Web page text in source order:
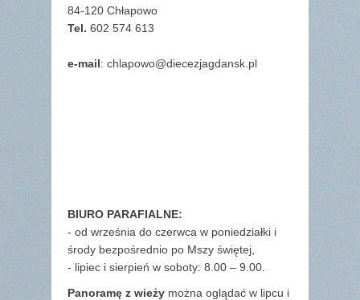
84-120 Chłapowo
Tel. 602 574 613
e-mail: chlapowo@diecezjagdansk.pl
BIURO PARAFIALNE:
- od września do czerwca w poniedziałki i
środy bezpośrednio po Mszy świętej,
- lipiec i sierpień w soboty: 8.00 – 9.00.
Panoramę z wieży można oglądać w lipcu i